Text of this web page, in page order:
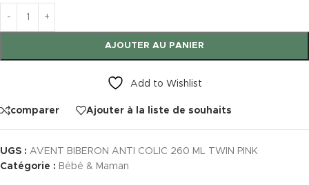
AJOUTER AU PANIER
Add to Wishlist
comparer Ajouter à la liste de souhaits
UGS : AVENT BIBERON ANTI COLIC 260 ML TWIN PINK
Catégorie : Bébé & Maman